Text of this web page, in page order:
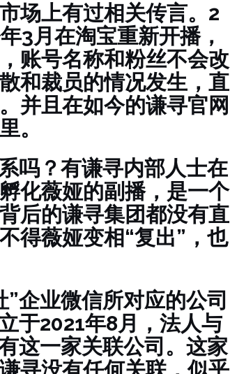
场上有过相关传言。2
3月在淘宝重新开播，
账号名称和粉丝不会改
和裁员的情况发生，直
并且在如今的谦寻官网
。
吗？有谦寻内部人士在
化薇娅的副播，是一个
后的谦寻集团都没有直
得薇娅变相“复出”，也
企业微信所对应的公司
于2021年8月，法人与
这一家关联公司。这家